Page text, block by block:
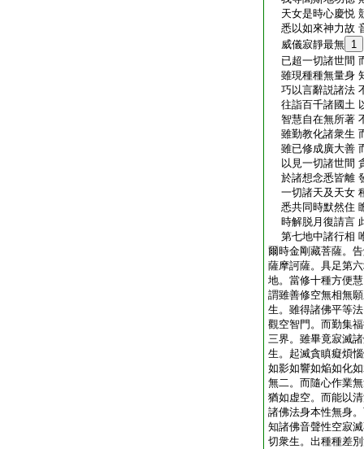
天女是時心慶悦
悉以如來神力故
威儀寂靜最無 1
已超一切諸世間
雖現種種無量身
巧以言辭説諸法
往詣百千諸國土
智慧自在無所著
雖勤教化諸衆生
雖已修成廣大善
以見一切諸世間
於諸想念悉皆離
一切諸天及天女
悉共同時默然住
時解脱月復請言
第七地中諸行相
爾時金剛藏菩薩。
薩摩訶薩。具足第
地。當修十種方便
謂雖善修空無相無
生。雖得諸佛平等
觀空智門。而勤集
三界。雖畢竟寂滅
生。起滅貪瞋癡煩
如影如響如焔如化
無二。而隨心作業
猶如虚空。而能以
諸佛法身本性無身
知諸佛音聲性空寂
切衆生。出種種差